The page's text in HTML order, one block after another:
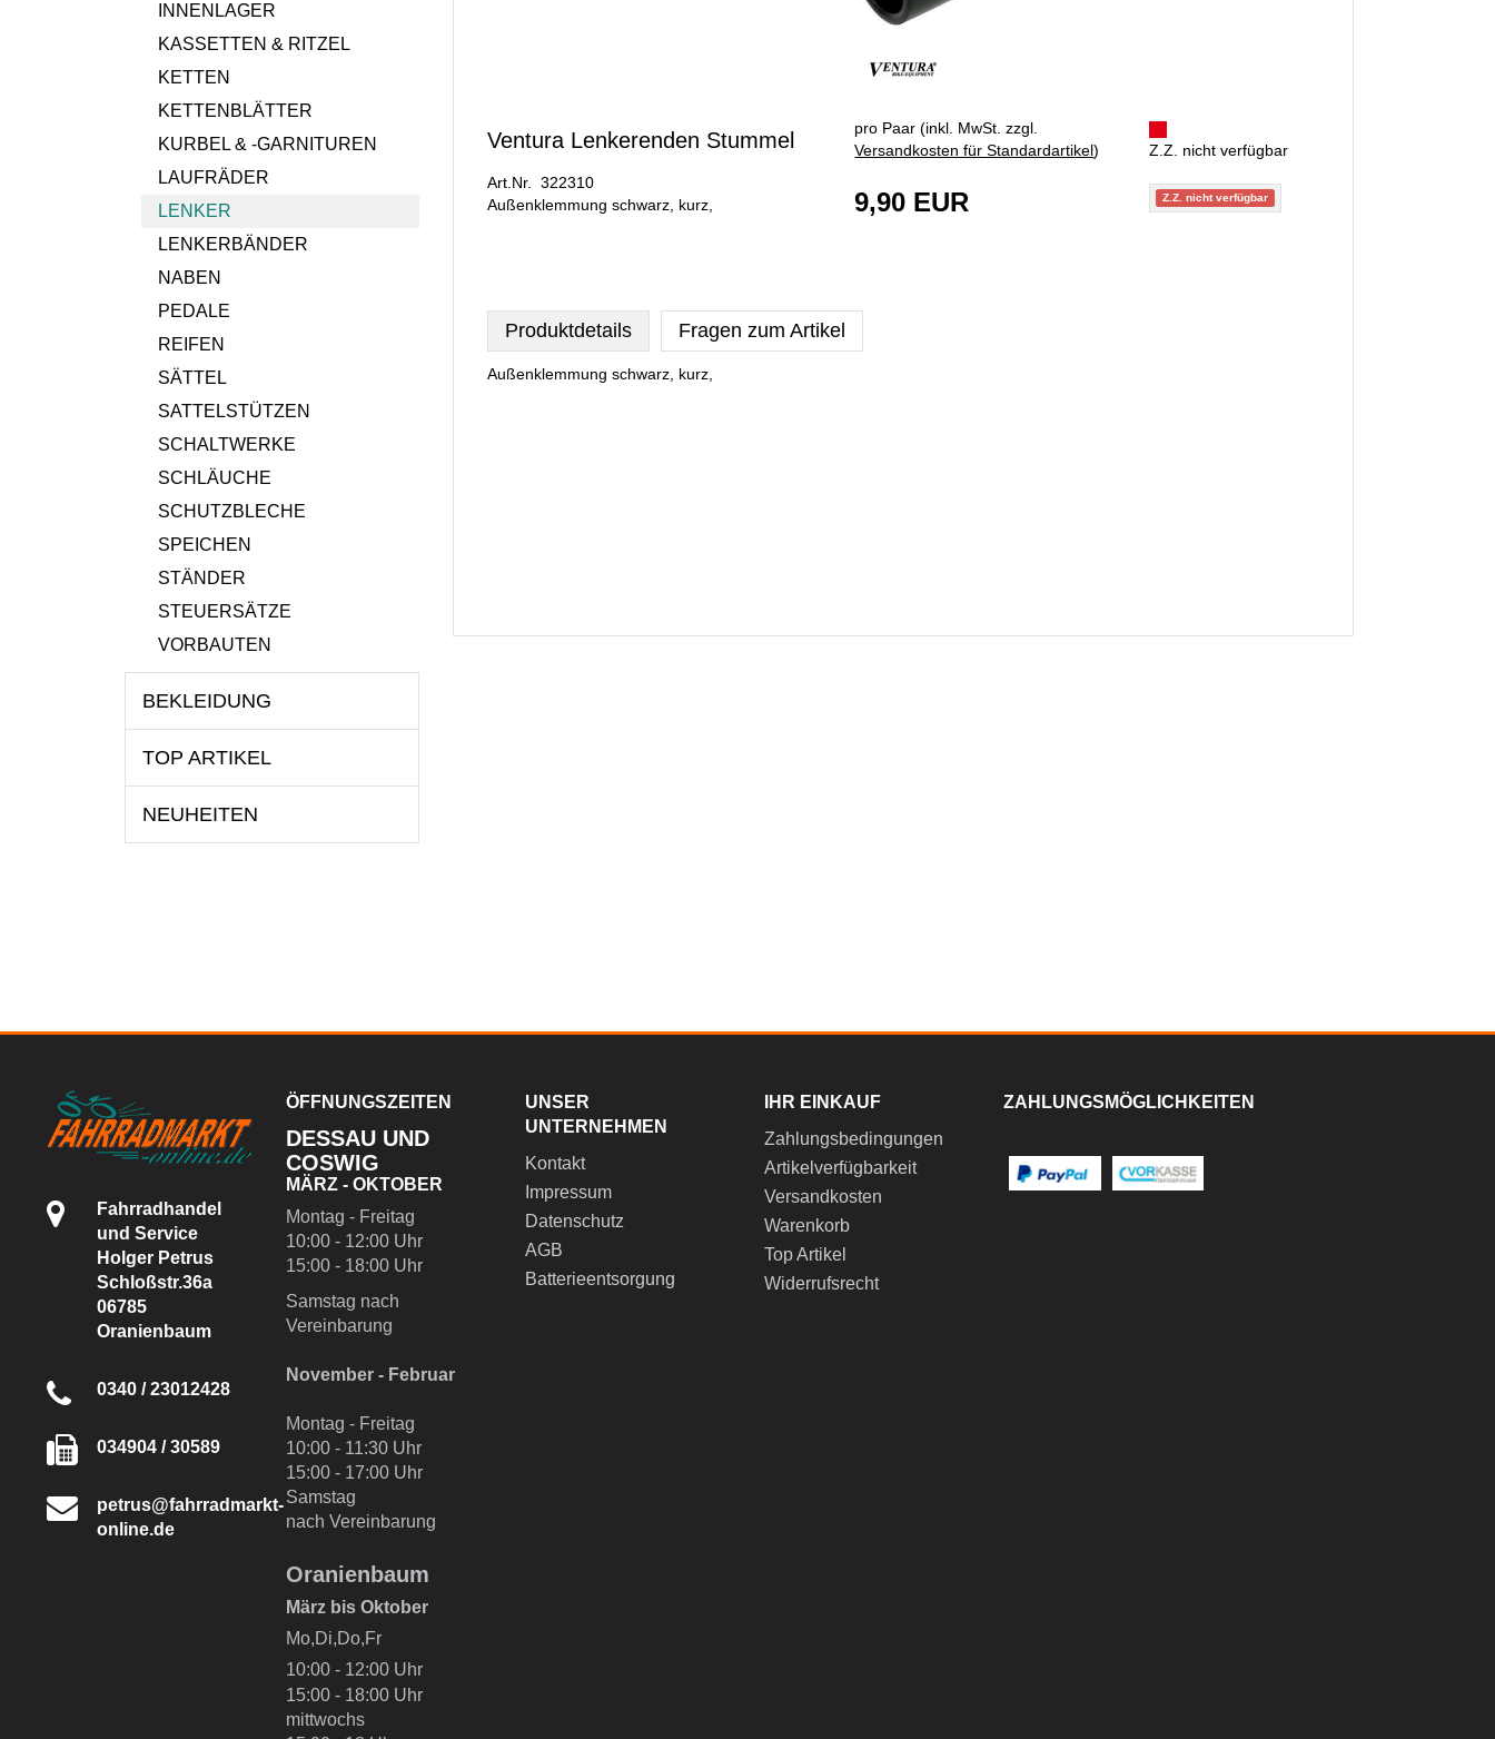
INNENLAGER
KASSETTEN & RITZEL
KETTEN
KETTENBLÄTTER
KURBEL & -GARNITUREN
LAUFRÄDER
LENKER
LENKERBÄNDER
NABEN
PEDALE
REIFEN
SÄTTEL
SATTELSTÜTZEN
SCHALTWERKE
SCHLÄUCHE
SCHUTZBLECHE
SPEICHEN
STÄNDER
STEUERSÄTZE
VORBAUTEN
BEKLEIDUNG
TOP ARTIKEL
NEUHEITEN
Ventura Lenkerenden Stummel
Art.Nr. 322310
Außenklemmung schwarz, kurz,
pro Paar (inkl. MwSt. zzgl.
Versandkosten für Standardartikel)
9,90 EUR
Z.Z. nicht verfügbar
Z.Z. nicht verfügbar
Produktdetails Fragen zum Artikel
Außenklemmung schwarz, kurz,
Fahrradhandel
und Service
Holger Petrus
Schloßstr.36a
06785
Oranienbaum
0340 / 23012428
034904 / 30589
petrus@fahrradmarkt-
online.de
ÖFFNUNGSZEITEN
DESSAU UND
COSWIG
MÄRZ - OKTOBER
Montag - Freitag
10:00 - 12:00 Uhr
15:00 - 18:00 Uhr
Samstag nach
Vereinbarung
November - Februar
Montag - Freitag
10:00 - 11:30 Uhr
15:00 - 17:00 Uhr
Samstag
nach Vereinbarung
Oranienbaum
März bis Oktober
Mo,Di,Do,Fr
10:00 - 12:00 Uhr
15:00 - 18:00 Uhr
mittwochs
UNSER
UNTERNEHMEN
Kontakt
Impressum
Datenschutz
AGB
Batterieentsorgung
IHR EINKAUF
Zahlungsbedingungen
Artikelverfügbarkeit
Versandkosten
Warenkorb
Top Artikel
Widerrufsrecht
ZAHLUNGSMÖGLICHKEITEN